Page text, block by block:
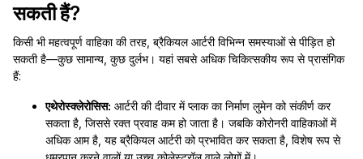
सकती हैं?
किसी भी महत्वपूर्ण वाहिका की तरह, ब्रैकियल आर्टरी विभिन्न समस्याओं से पीड़ित हो
सकती है—कुछ सामान्य, कुछ दुर्लभ। यहां सबसे अधिक चिकित्सकीय रूप से प्रासंगिक
हैं:
एथेरोस्क्लेरोसिस: आर्टरी की दीवार में प्लाक का निर्माण लुमेन को संकीर्ण कर
सकता है, जिससे रक्त प्रवाह कम हो जाता है। जबकि कोरोनरी वाहिकाओं में
अधिक आम है, यह ब्रैकियल आर्टरी को प्रभावित कर सकता है, विशेष रूप से